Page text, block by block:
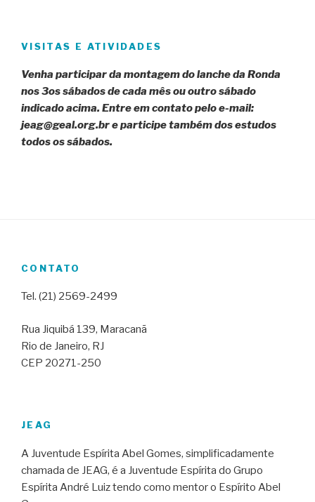
VISITAS E ATIVIDADES
Venha participar da montagem do lanche da Ronda
nos 3os sábados de cada mês ou outro sábado
indicado acima. Entre em contato pelo e-mail:
jeag@geal.org.br e participe também dos estudos
todos os sábados.
CONTATO
Tel. (21) 2569-2499
Rua Jiquibá 139, Maracanã
Rio de Janeiro, RJ
CEP 20271-250
JEAG
A Juventude Espírita Abel Gomes, simplificadamente
chamada de JEAG, é a Juventude Espírita do Grupo
Espírita André Luiz tendo como mentor o Espírito Abel